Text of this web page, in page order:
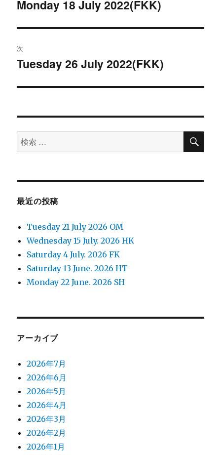
ビ
ゲ
ー
ン
過
の
投
稿:
Monday 18 July 2022(FKK)
次
次
投
Tuesday 26 July 2022(FKK)
検
索
象:
検
最近の投稿
Tuesday 21 July 2026 OM
Wednesday 15 July. 2026 HK
Saturday 4 July. 2026 FK
Saturday 13 June. 2026 HT
Monday 22 June. 2026 SH
アーカイブ
2026年7月
2026年6月
2026年5月
2026年4月
2026年3月
2026年2月
2026年1月